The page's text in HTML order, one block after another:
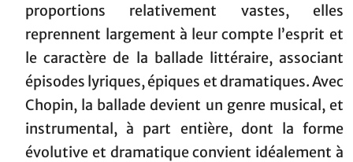
proportions relativement vastes, elles
reprennent largement à leur compte l’esprit et
le caractère de la ballade littéraire, associant
épisodes lyriques, épiques et dramatiques. Avec
Chopin, la ballade devient un genre musical, et
instrumental, à part entière, dont la forme
évolutive et dramatique convient idéalement à